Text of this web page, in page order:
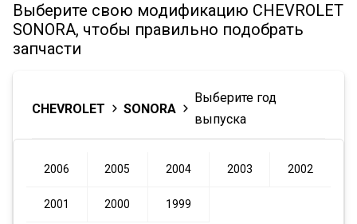
Выберите свою модификацию CHEVROLET
SONORA, чтобы правильно подобрать
запчасти
CHEVROLET SONORA
Выберите год
выпуска
2006 2005 2004 2003 2002
2001 2000 1999